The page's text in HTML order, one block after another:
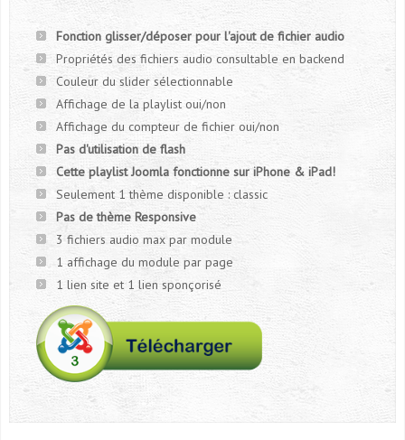
Fonction glisser/déposer pour l'ajout de fichier audio
Propriétés des fichiers audio consultable en backend
Couleur du slider sélectionnable
Affichage de la playlist oui/non
Affichage du compteur de fichier oui/non
Pas d'utilisation de flash
Cette playlist Joomla fonctionne sur iPhone & iPad!
Seulement 1 thème disponible : classic
Pas de thème Responsive
3 fichiers audio max par module
1 affichage du module par page
1 lien site et 1 lien sponçorisé